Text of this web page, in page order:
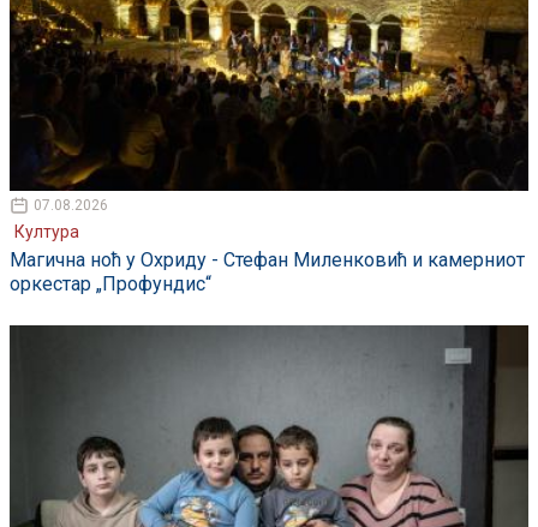
07.08.2026
Култура
Магична ноћ у Охриду - Стефан Миленковић и камерниот
оркестар „Профундис“